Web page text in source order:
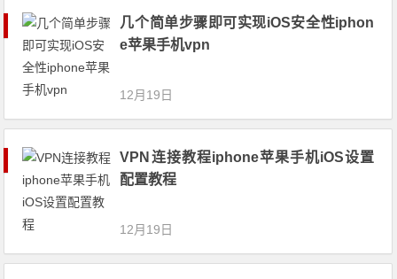
几个简单步骤即可实现iOS安全性iphon
e苹果手机vpn
12月19日
VPN连接教程iphone苹果手机iOS设置
配置教程
12月19日